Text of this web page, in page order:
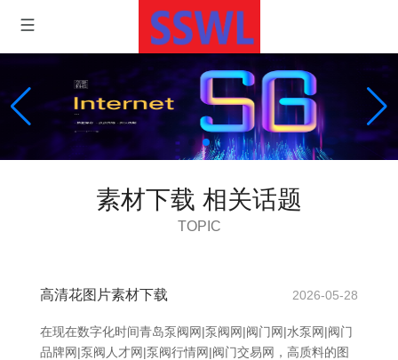
素材下载 相关话题
TOPIC
高清花图片素材下载 2026-05-28
在现在数字化时间 青岛泵阀网|泵阀网|阀门网|水泵网|阀门
品牌网|泵阀人才网|泵阀行情网|阀门交易网，高质料的图